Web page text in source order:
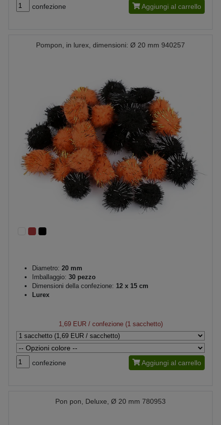
confezione Aggiungi al carrello
Pompon, in lurex, dimensioni: Ø 20 mm 940257
Diametro: 20 mm
Imballaggio: 30 pezzo
Dimensioni della confezione: 12 x 15 cm
Lurex
1,69 EUR/ confezione (1 sacchetto)
confezione Aggiungi al carrello
Pon pon, Deluxe, Ø 20 mm 780953